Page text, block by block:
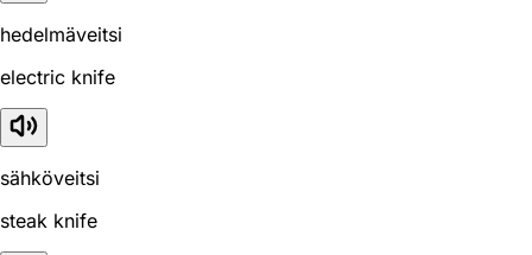
hedelmäveitsi
electric knife
sähköveitsi
steak knife